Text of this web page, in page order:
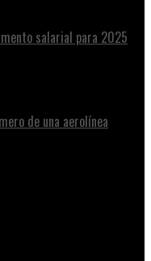
salarial para 2025
de una aerolínea